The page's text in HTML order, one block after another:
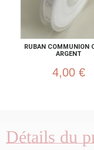
RUBAN COMMUNION
ARGENT
4,00 €
Détails du